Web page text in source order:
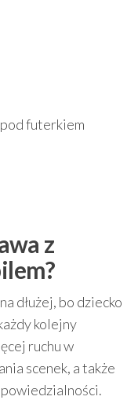
futerkiem
z
dłużej, bo dziecko
kolejny
ruchu w
scenek, a także